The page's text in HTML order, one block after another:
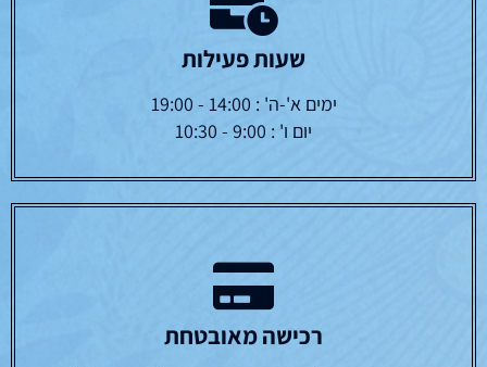
שעות פעילות
ימים א'-ה' : 14:00 - 19:00
יום ו' : 9:00 - 10:30
רכישה מאובטחת